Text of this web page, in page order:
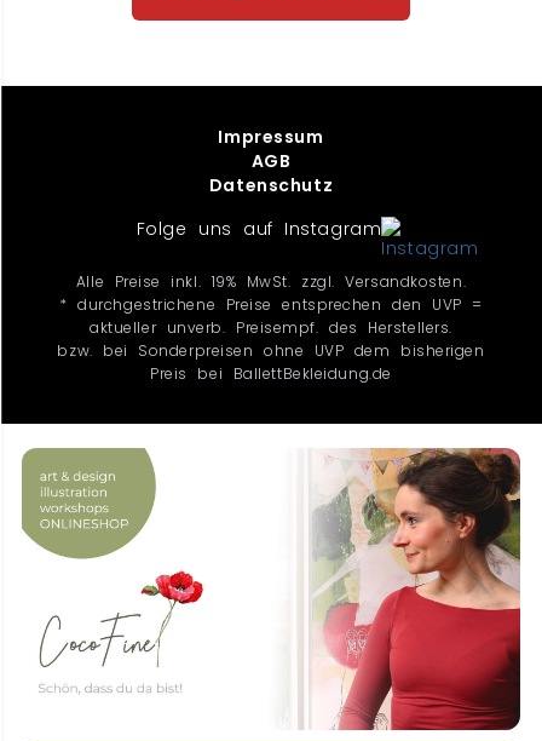
Impressum
AGB
Datenschutz
Folge uns auf Instagram
Alle Preise inkl. 19% MwSt. zzgl. Versandkosten.
* durchgestrichene Preise entsprechen den UVP =
aktueller unverb. Preisempf. des Herstellers.
bzw. bei Sonderpreisen ohne UVP dem bisherigen
Preis bei BallettBekleidung.de